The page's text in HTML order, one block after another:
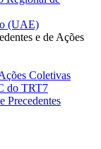
(UAE)
e de Ações
Coletivas
do TRT7
Precedentes